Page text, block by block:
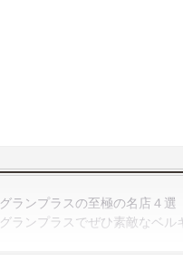
グランプラスの至極の名店４選
グランプラスでぜひ素敵なベル